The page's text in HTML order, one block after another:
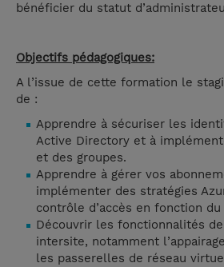
bénéficier du statut
Objectifs pédagogiques:
A l’issue de cette formation le
de :
Apprendre à sécuriser les
Active Directory et à
et des groupes.
Apprendre à gérer vos
implémenter des stratégies
contrôle d’accès en fonction
Découvrir les fonctionnalités
intersite, notamment
les passerelles de réseau